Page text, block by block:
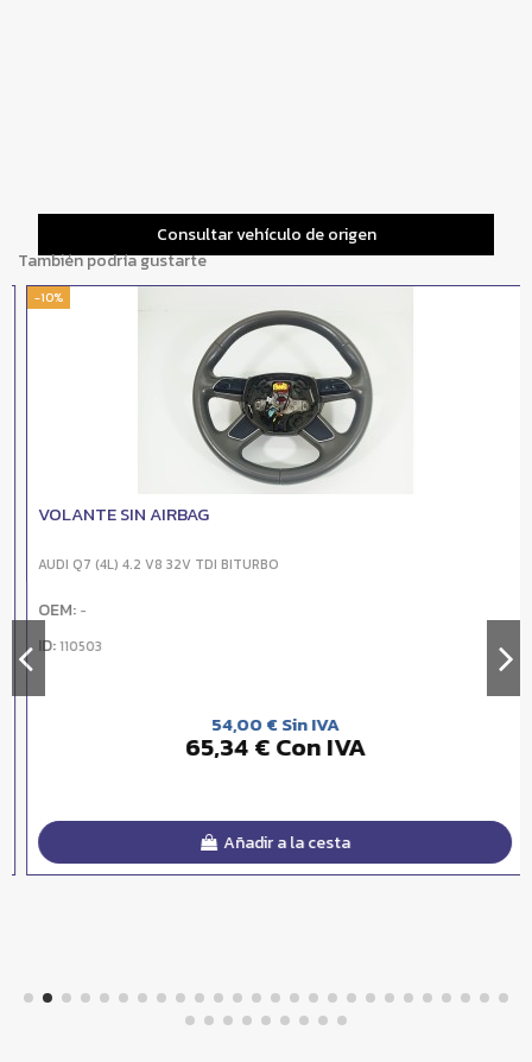
Consultar vehículo de origen
También podría gustarte
-10%
VOLANTE SIN AIRBAG
AUDI Q7 (4L) 4.2 V8 32V TDI BITURBO
OEM:-
ID:110503
54,00 € Sin IVA
65,34 € Con IVA
Añadir a la cesta